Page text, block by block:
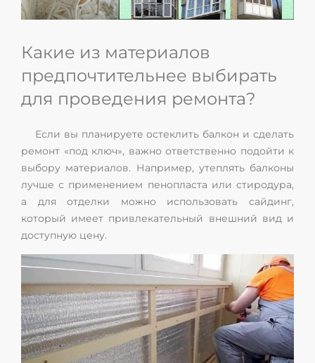
Какие из материалов
предпочтительнее выбирать
для проведения ремонта?
Если вы планируете остеклить балкон и сделать
ремонт «под ключ», важно ответственно подойти к
выбору материалов. Например, утеплять балконы
лучше с применением пенопласта или стиродура,
а для отделки можно использовать сайдинг,
который имеет привлекательный внешний вид и
доступную цену.